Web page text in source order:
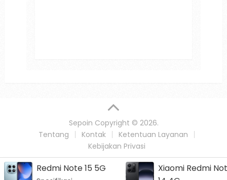
Sepoin Copyright © 2026.
Tentang
Kontak
Ketentuan Layanan
Kebijakan Privasi
Xiaomi Redmi Note
Nubia V60